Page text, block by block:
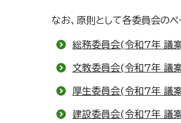
なお、原則として各委員会の
総務委員会(令和7年 議
文教委員会(令和7年 議
厚生委員会(令和7年 議
建設委員会(令和7年 議